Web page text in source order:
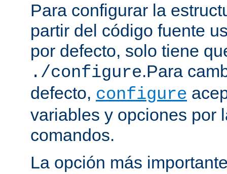
Para configurar la
partir del código fuente
por defecto, solo tiene
./configure.Para
defecto, configure
variables y opciones por
comandos.
La opción más